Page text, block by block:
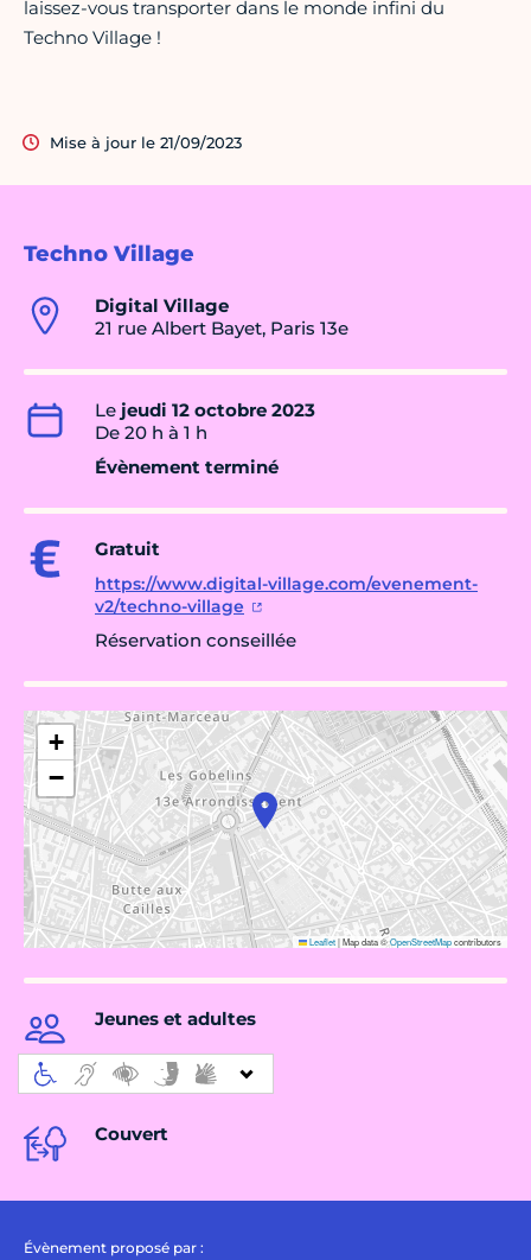
Techno Village
Digital Village
21 rue Albert Bayet, Paris 13e
Le jeudi 12 octobre 2023
De 20 h à 1 h
Évènement terminé
Gratuit
https://www.digital-village.com/evenement-
v2/techno-village
Réservation conseillée
+
−
Leaflet|Map data ©OpenStreetMapcontributors
Jeunes et adultes
Couvert
Évènement proposé par :
laissez-vous transporter dans le monde infini du
Techno Village !
Mise à jour le 21/09/2023